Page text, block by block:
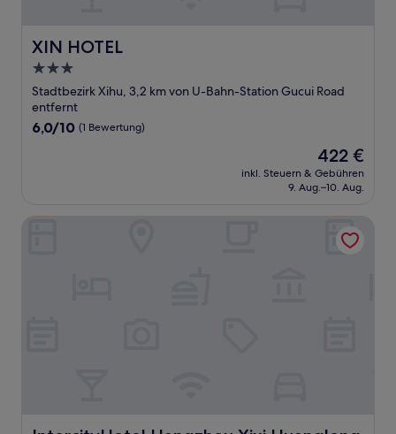
XIN HOTEL
XIN HOTEL
3.0-
Sterne-
Unterkunft
Stadtbezirk Xihu, 3,2 km von U-Bahn-Station Gucui Road
entfernt
6.0
6,0/10 (1 Bewertung)
Der
Preis
beträgt
422 €
inkl. Steuern & Gebühren
9. Aug.–10. Aug.